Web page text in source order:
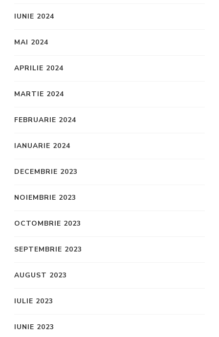
IUNIE 2024
MAI 2024
APRILIE 2024
MARTIE 2024
FEBRUARIE 2024
IANUARIE 2024
DECEMBRIE 2023
NOIEMBRIE 2023
OCTOMBRIE 2023
SEPTEMBRIE 2023
AUGUST 2023
IULIE 2023
IUNIE 2023